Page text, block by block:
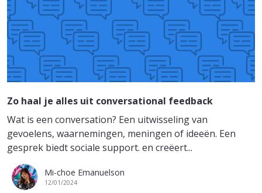
Zo haal je alles uit conversational feedback
Wat is een conversation? Een uitwisseling van
gevoelens, waarnemingen, meningen of ideeën. Een
gesprek biedt sociale support. en creëert...
Mi-choe Emanuelson
12/01/2024